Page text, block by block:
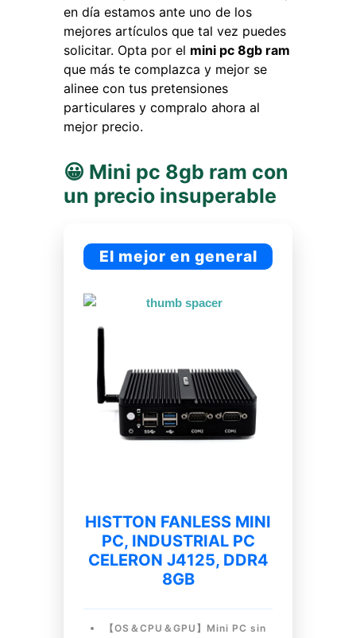
en día estamos ante uno de los
mejores artículos que tal vez puedes
solicitar. Opta por el mini pc 8gb ram
que más te complazca y mejor se
alinee con tus pretensiones
particulares y compralo ahora al
mejor precio.
😀 Mini pc 8gb ram con
un precio insuperable
El mejor en general
HISTTON FANLESS MINI
PC, INDUSTRIAL PC
CELERON J4125, DDR4
8GB
【OS＆CPU＆GPU】Mini PC sin